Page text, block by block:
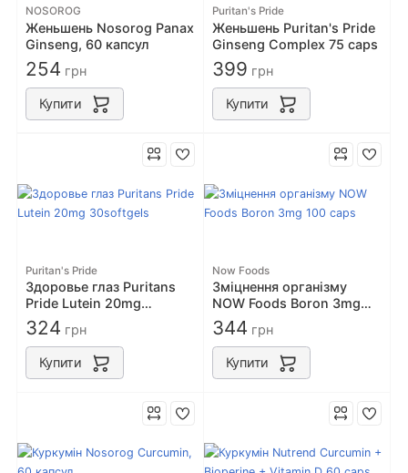
NOSOROG
Женьшень Nosorog Panax
Ginseng, 60 капсул
254 грн
Купити
Puritan's Pride
Женьшень Puritan's Pride
Ginseng Complex 75 caps
399 грн
Купити
Puritan's Pride
Здоровье глаз Puritans
Pride Lutein 20mg
30softgels
324 грн
Купити
Now Foods
Зміцнення організму
NOW Foods Boron 3mg
100 caps
344 грн
Купити